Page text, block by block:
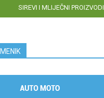
SIREVI I MLIJEČNI PROIZVODI